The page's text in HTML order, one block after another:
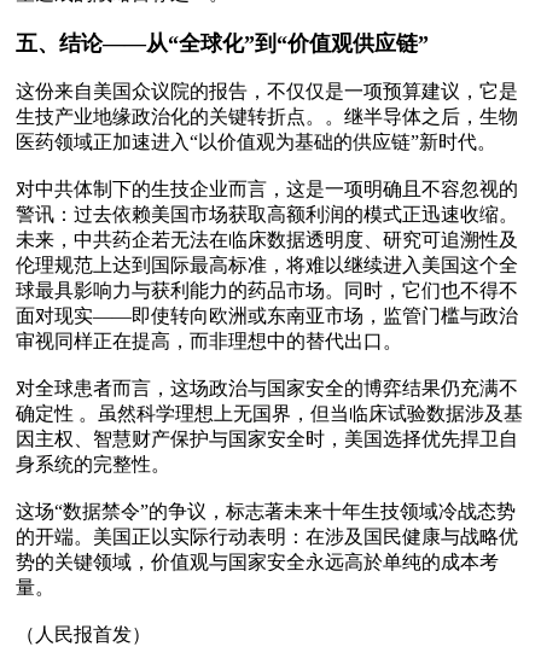
五、结论——从“全球化”到“价值观供应链”
这份来自美国众议院的报告，不仅仅是一项预算建议，它是
生技产业地缘政治化的关键转折点。。继半导体之后，生物
医药领域正加速进入“以价值观为基础的供应链”新时代。
对中共体制下的生技企业而言，这是一项明确且不容忽视的
警讯：过去依赖美国市场获取高额利润的模式正迅速收缩。
未来，中共药企若无法在临床数据透明度、研究可追溯性及
伦理规范上达到国际最高标准，将难以继续进入美国这个全
球最具影响力与获利能力的药品市场。同时，它们也不得不
面对现实——即使转向欧洲或东南亚市场，监管门槛与政治
审视同样正在提高，而非理想中的替代出口。
对全球患者而言，这场政治与国家安全的博弈结果仍充满不
确定性 。虽然科学理想上无国界，但当临床试验数据涉及基
因主权、智慧财产保护与国家安全时，美国选择优先捍卫自
身系统的完整性。
这场“数据禁令”的争议，标志著未来十年生技领域冷战态势
的开端。美国正以实际行动表明：在涉及国民健康与战略优
势的关键领域，价值观与国家安全永远高於单纯的成本考
量。
（人民报首发）